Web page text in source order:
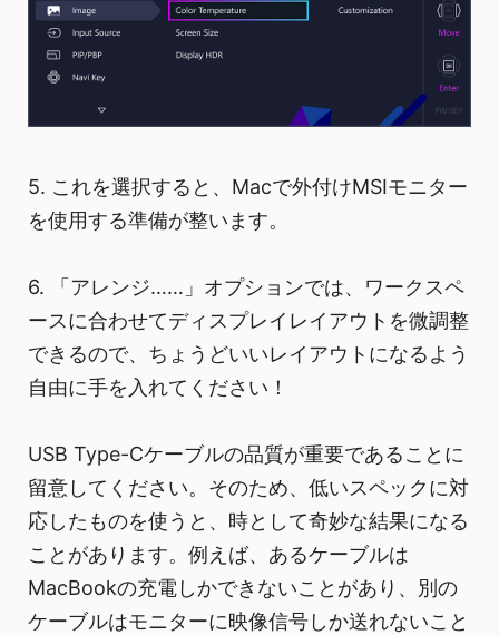
5. これを選択すると、Macで外付けMSIモニター
を使用する準備が整います。
6. 「アレンジ……」オプションでは、ワークスペ
ースに合わせてディスプレイレイアウトを微調整
できるので、ちょうどいいレイアウトになるよう
自由に手を入れてください！
USB Type-Cケーブルの品質が重要であることに
留意してください。そのため、低いスペックに対
応したものを使うと、時として奇妙な結果になる
ことがあります。例えば、あるケーブルは
MacBookの充電しかできないことがあり、別の
ケーブルはモニターに映像信号しか送れないこと